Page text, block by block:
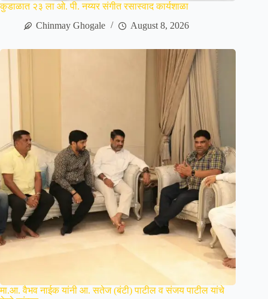
कुडाळात २३ ला ओ. पी. नय्यर संगीत रसास्वाद कार्यशाळा
Chinmay Ghogale
August 8, 2026
मा.आ. वैभव नाईक यांनी आ. सतेज (बंटी) पाटील व संजय पाटील यांचे